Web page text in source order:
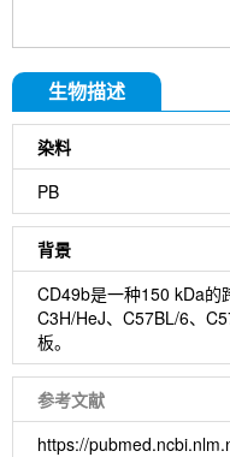
生物描述
染料
PB
背景
CD49b是一种150 kDa的
C3H/HeJ、C57BL/6、
板。
参考文献
https://